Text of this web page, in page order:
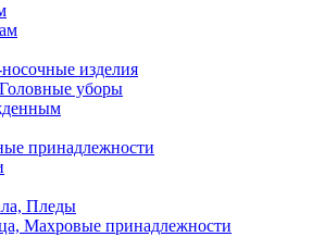
изделия
уборы
принадлежности
Пледы
Махровые принадлежности